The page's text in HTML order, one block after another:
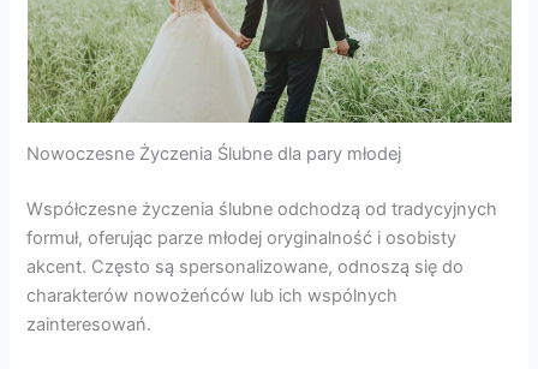
Nowoczesne Życzenia Ślubne dla pary młodej
Współczesne życzenia ślubne odchodzą od tradycyjnych
formuł, oferując parze młodej oryginalność i osobisty
akcent. Często są spersonalizowane, odnoszą się do
charakterów nowożeńców lub ich wspólnych
zainteresowań.